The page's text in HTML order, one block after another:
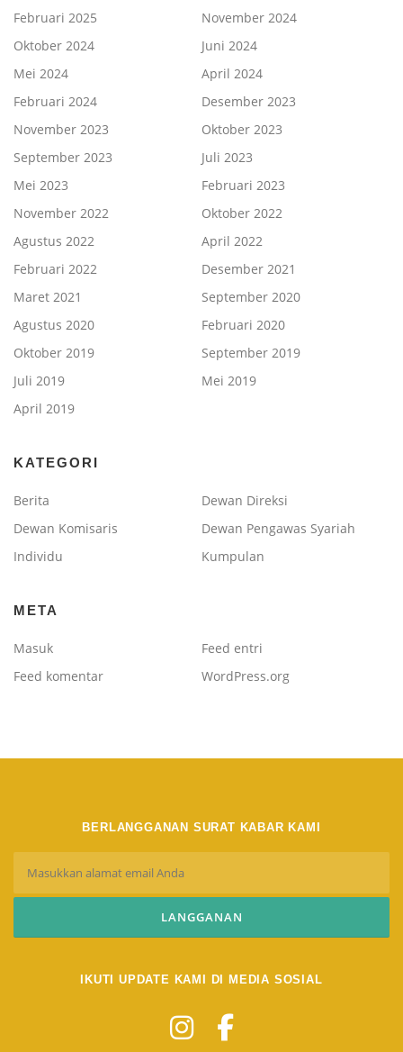
Februari 2025
November 2024
Oktober 2024
Juni 2024
Mei 2024
April 2024
Februari 2024
Desember 2023
November 2023
Oktober 2023
September 2023
Juli 2023
Mei 2023
Februari 2023
November 2022
Oktober 2022
Agustus 2022
April 2022
Februari 2022
Desember 2021
Maret 2021
September 2020
Agustus 2020
Februari 2020
Oktober 2019
September 2019
Juli 2019
Mei 2019
April 2019
KATEGORI
Berita
Dewan Direksi
Dewan Komisaris
Dewan Pengawas Syariah
Individu
Kumpulan
META
Masuk
Feed entri
Feed komentar
WordPress.org
BERLANGGANAN SURAT KABAR KAMI
IKUTI UPDATE KAMI DI MEDIA SOSIAL